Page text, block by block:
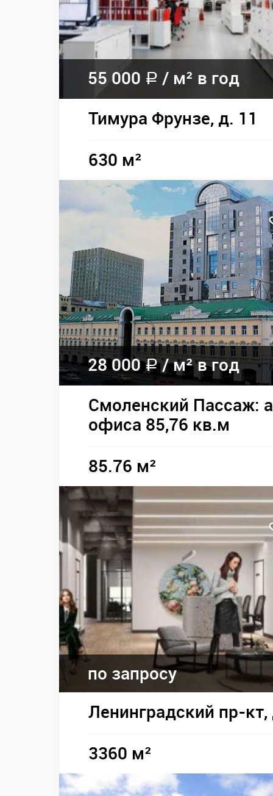
55 000 a / м² в год
Тимура Фрунзе, д. 11
630 м²
28 000a /м² в год
Смоленский Пассаж:
офиса 85,76 кв.м
85.76 м²
по запросу
Ленинградский пр-кт,
3360 м²